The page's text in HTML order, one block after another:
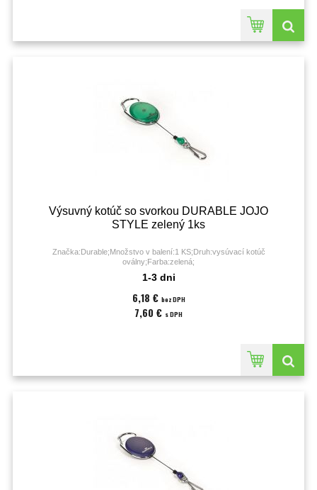
Výsuvný kotúč so svorkou DURABLE JOJO
STYLE zelený 1ks
Značka:Durable;Množstvo v balení:1 KS;Druh:vysúvací kotúč
oválny;Farba:zelená;
1-3 dni
6,18 € bez DPH
7,60 € s DPH